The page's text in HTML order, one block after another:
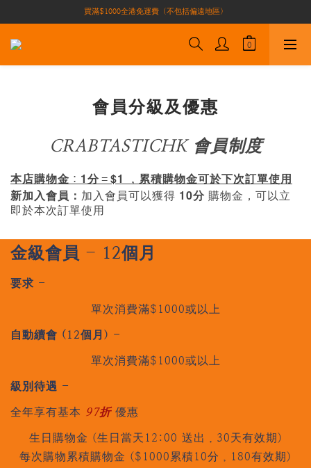
買滿$1000全港免運費（不包括偏遠地區）
買滿$1000全港免運費（不包括偏遠地區）
加入會員即有10積分 （積分可作現金下次使用）| 全港免運費🚚
會員分級及優惠
CRABTASTICHK 會員制度
本店購物金： 1 分＝ $1 ，累積購物金可於下次訂單使用
新加入會員： 加入會員可以獲得 10分 購物金，可以立
即於本次訂單使用
金級會員 - 12個月
要求 -
單次消費滿$1000或以上
自動續會 (12個月) -
單次消費滿$1000或以上
級別待遇 -
全年享有基本 97折 優惠
生日購物金 (生日當天12:00 送出，30天有效期)
每次購物累積購物金 ($1000累積10分，180有效期)